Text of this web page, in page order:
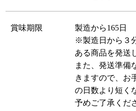
賞味期限
製造から165日
※製造日から３
ある商品を発送
また、発送準備
きますので、お
の日数より短く
予めご了承くだ